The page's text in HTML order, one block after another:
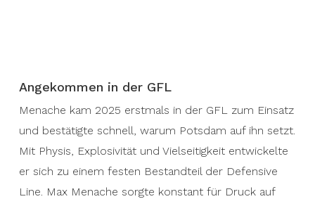
Angekommen in der GFL
Menache kam 2025 erstmals in der GFL zum Einsatz
und bestätigte schnell, warum Potsdam auf ihn setzt.
Mit Physis, Explosivität und Vielseitigkeit entwickelte
er sich zu einem festen Bestandteil der Defensive
Line. Max Menache sorgte konstant für Druck auf